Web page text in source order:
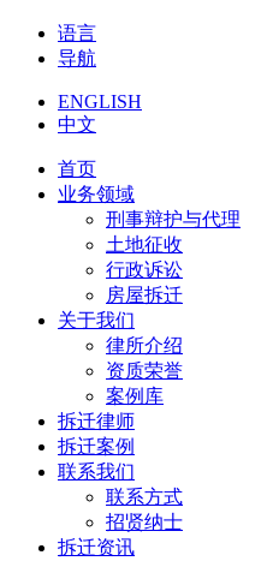
语言
导航
ENGLISH
中文
首页
业务领域
刑事辩护与代理
土地征收
行政诉讼
房屋拆迁
关于我们
律所介绍
资质荣誉
案例库
拆迁律师
拆迁案例
联系我们
联系方式
招贤纳士
拆迁资讯